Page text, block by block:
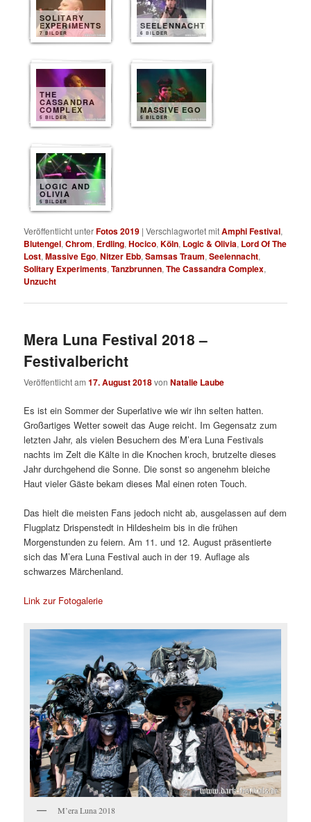
SOLITARY
EXPERIMENTS
7 BILDER
SEELENNACHT
6 BILDER
THE
CASSANDRA
COMPLEX
5 BILDER
MASSIVE EGO
5 BILDER
LOGIC AND
OLIVIA
5 BILDER
Veröffentlicht unterFotos 2019 |Verschlagwortet mitAmphi Festival,
Blutengel,Chrom, Erdling,Hocico,Köln, Logic & Olivia, Lord Of The
Lost,Massive Ego,Nitzer Ebb,Samsas Traum,Seelennacht,
Solitary Experiments,Tanzbrunnen,The Cassandra Complex,
Unzucht
Mera Luna Festival 2018 –
Festivalbericht
Veröffentlicht am17. August 2018vonNatalie Laube
Es ist ein Sommer der Superlative wie wir ihn selten hatten.
Großartiges Wetter soweit das Auge reicht. Im Gegensatz zum
letzten Jahr, als vielen Besuchern des M’era Luna Festivals
nachts im Zelt die Kälte in die Knochen kroch, brutzelte dieses
Jahr durchgehend die Sonne. Die sonst so angenehm bleiche
Haut vieler Gäste bekam dieses Mal einen roten Touch.
Das hielt die meisten Fans jedoch nicht ab, ausgelassen auf dem
Flugplatz Drispenstedt in Hildesheim bis in die frühen
Morgenstunden zu feiern. Am 11. und 12. August präsentierte
sich das M’era Luna Festival auch in der 19. Auflage als
schwarzes Märchenland.
Link zur Fotogalerie
M’era Luna 2018